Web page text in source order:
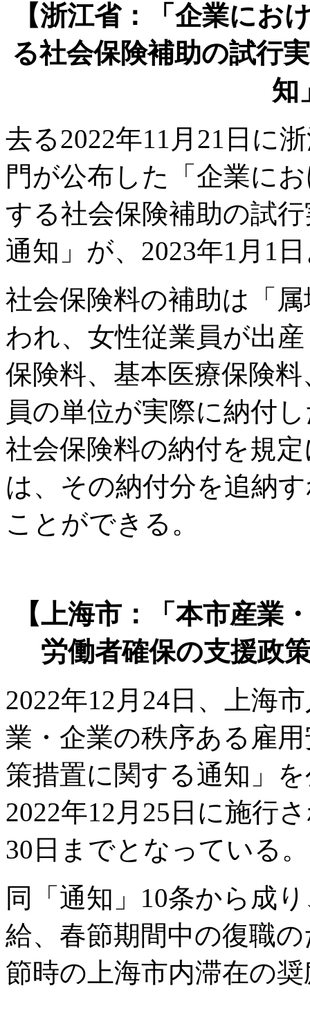
【浙江省：「企業にお
る社会保険補助の試行
知
去る2022年11月21日に
門が公布した「企業に
する社会保険補助の試
通知」が、2023年1月1
社会保険料の補助は「
われ、女性従業員が出
保険料、基本医療保険
員の単位が実際に納付
社会保険料の納付を規
は、その納付分を追納
ことができる。
【上海市：「本市産業
労働者確保の支援政
2022年12月24日、上海
業・企業の秩序ある雇
策措置に関する通知」
2022年12月25日に施行
30日までとなっている。
同「通知」10条から成
給、春節期間中の復職
節時の上海市内滞在の